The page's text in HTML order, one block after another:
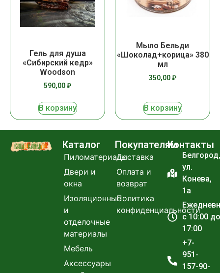
Гель для душа
«Сибирский кедр»
Woodson
590,00₽
В корзину
Мыло Бельди
«Шоколад+корица» 380
мл
350,00₽
В корзину
Каталог
Пиломатериалы
Двери и
окна
Изоляционные
и
отделочные
материалы
Мебель
Аксессуары
Покупателям
Доставка
Оплата и
возврат
Политика
конфиденциальности
Контакты
Белгород,
ул.
Конева,
1а
с 10:00 до
17:00
+7-
951-
157-90-